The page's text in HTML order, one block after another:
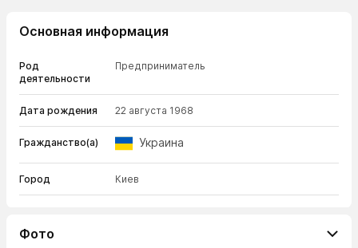
Основная информация
Род
деятельности
Предприниматель
Дата рождения 22 августа 1968
Гражданство(а) Украина
Город Киев
Фото